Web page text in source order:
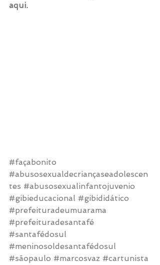
aqui.
#façabonito
#abusosexualdecriançaseadolescen
tes #abusosexualinfantojuvenio
#gibieducacional #gibididático
#prefeituradeumuarama
#prefeituradesantafé
#santafédosul
#meninosoldesantafédosul
#sãopaulo #marcosvaz #cartunista